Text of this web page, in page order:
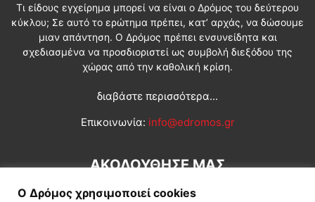
Τι είδους εγχείρημα μπορεί να είναι ο Δρόμος του δεύτερου
κύκλου; Σε αυτό το ερώτημα πρέπει, κατ’ αρχάς, να δώσουμε
μιαν απάντηση. Ο Δρόμος πρέπει ενσυνείδητα και
σχεδιασμένα να προσδιοριστεί ως συμβολή διεξόδου της
χώρας από την καθολική κρίση.
διαβάστε περισσότερα...
Επικοινωνία: info@edromos.gr
ΑΚΟΛΟΥΘΗΣΕ ΜΑΣ
Ο Δρόμος χρησιμοποιεί cookies